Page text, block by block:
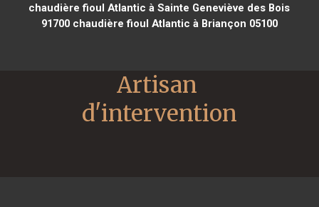
chaudière fioul Atlantic à Sainte Geneviève des Bois
91700chaudière fioul Atlantic à Briançon 05100
Artisan
d'intervention